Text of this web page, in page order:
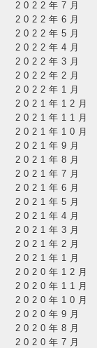
2022年7月
2022年6月
2022年5月
2022年4月
2022年3月
2022年2月
2022年1月
2021年12月
2021年11月
2021年10月
2021年9月
2021年8月
2021年7月
2021年6月
2021年5月
2021年4月
2021年3月
2021年2月
2021年1月
2020年12月
2020年11月
2020年10月
2020年9月
2020年8月
2020年7月